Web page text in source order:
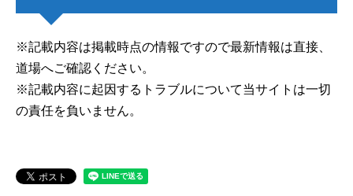
※記載内容は掲載時点の情報ですので最新情報は直接、
道場へご確認ください。
※記載内容に起因するトラブルについて当サイトは一切
の責任を負いません。